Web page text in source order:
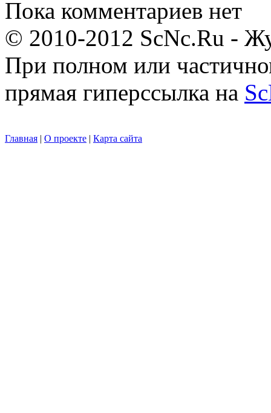
Пока комментариев нет
© 2010-2012 ScNc.Ru -
При полном или
прямая гиперссылка на
Главная | О проекте | Карта сайта